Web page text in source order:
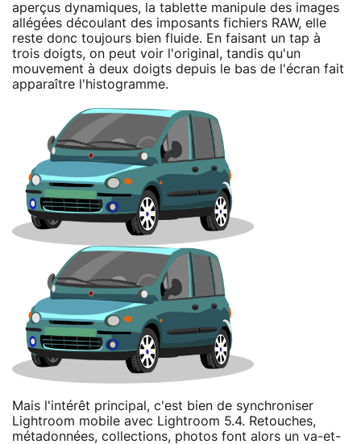
aperçus dynamiques, la tablette manipule des images
allégées découlant des imposants fichiers RAW, elle
reste donc toujours bien fluide. En faisant un tap à
trois doigts, on peut voir l'original, tandis qu'un
mouvement à deux doigts depuis le bas de l'écran fait
apparaître l'histogramme.
Mais l'intérêt principal, c'est bien de synchroniser
Lightroom mobile avec Lightroom 5.4. Retouches,
métadonnées, collections, photos font alors un va-et-